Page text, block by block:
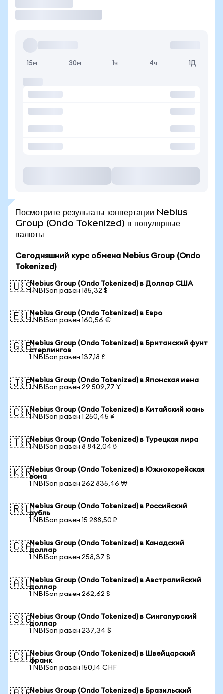
15м 30м 1ч 4ч 1Д
Посмотрите результаты конвертации Nebius
Group (Ondo Tokenized) в популярные
валюты
Сегодняшний курс обмена Nebius Group (Ondo
Tokenized)
🇺🇸Nebius Group (Ondo Tokenized) в Доллар США
1 NBISon равен 185,32 $
🇪🇺Nebius Group (Ondo Tokenized) в Евро
1 NBISon равен 160,56 €
🇬🇧Nebius Group (Ondo Tokenized) в Британский фунт
стерлингов
1 NBISon равен 137,18 £
🇯🇵Nebius Group (Ondo Tokenized) в Японская иена
1 NBISon равен 29 509,77 ¥
🇨🇳Nebius Group (Ondo Tokenized) в Китайский юань
1 NBISon равен 1 250,45 ¥
🇹🇷Nebius Group (Ondo Tokenized) в Турецкая лира
1 NBISon равен 8 842,04 ₺
🇰🇷Nebius Group (Ondo Tokenized) в Южнокорейская
вона
1 NBISon равен 262 835,46 ₩
🇷🇺Nebius Group (Ondo Tokenized) в Российский
рубль
1 NBISon равен 15 288,50 ₽
🇨🇦Nebius Group (Ondo Tokenized) в Канадский
доллар
1 NBISon равен 258,37 $
🇦🇺Nebius Group (Ondo Tokenized) в Австралийский
доллар
1 NBISon равен 262,62 $
🇸🇬Nebius Group (Ondo Tokenized) в Сингапурский
доллар
1 NBISon равен 237,34 $
🇨🇭Nebius Group (Ondo Tokenized) в Швейцарский
франк
1 NBISon равен 150,14 CHF
Nebius Group (Ondo Tokenized) в Бразильский